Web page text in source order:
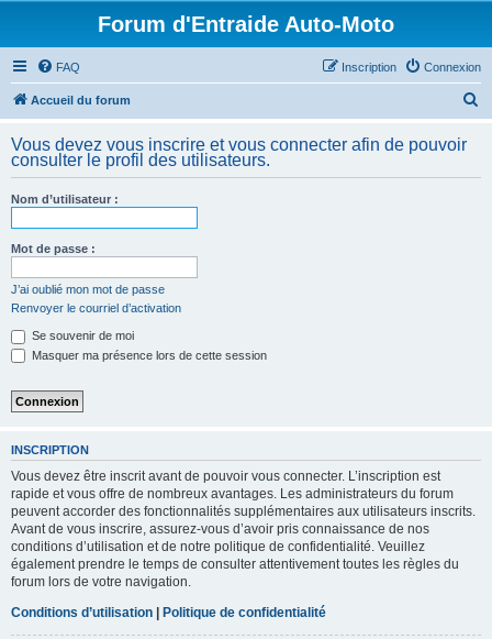
Forum d'Entraide Auto-Moto
FAQ Connexion
Inscription
Accueil du forum
h
Vous devez vous inscrire et vous connecter afin de pouvoir
consulter le profil des utilisateurs.
Nom d’utilisateur :
Mot de passe :
J’ai oublié mon mot de passe
Renvoyer le courriel d’activation
Se souvenir de moi
Masquer ma présence lors de cette session
INSCRIPTION
Vous devez être inscrit avant de pouvoir vous connecter. L’inscription est
rapide et vous offre de nombreux avantages. Les administrateurs du forum
peuvent accorder des fonctionnalités supplémentaires aux utilisateurs inscrits.
Avant de vous inscrire, assurez-vous d’avoir pris connaissance de nos
conditions d’utilisation et de notre politique de confidentialité. Veuillez
également prendre le temps de consulter attentivement toutes les règles du
forum lors de votre navigation.
Conditions d’utilisation | Politique de confidentialité